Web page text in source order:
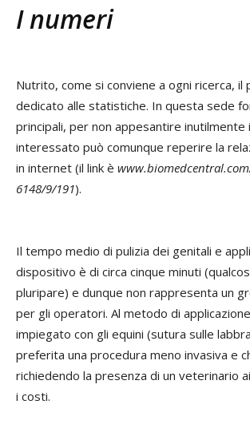
I numeri
Nutrito, come si conviene a ogni ricerca, il
dedicato alle statistiche. In questa sede
principali, per non appesantire
interessato può comunque reperire la
in internet (il link è
6148/9/191).
Il tempo medio di pulizia dei genitali e
dispositivo è di circa cinque minuti
pluripare) e dunque non rappresenta un
per gli operatori. Al metodo di
impiegato con gli equini (sutura sulle
preferita una procedura meno invasiva e
richiedendo la presenza di un veterinario
i costi.